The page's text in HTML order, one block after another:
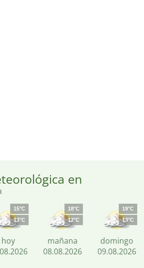
en
15°C
13°C
hoy
18°C
12°C
mañana
08.08.2026
19°C
13°C
domingo
09.08.2026